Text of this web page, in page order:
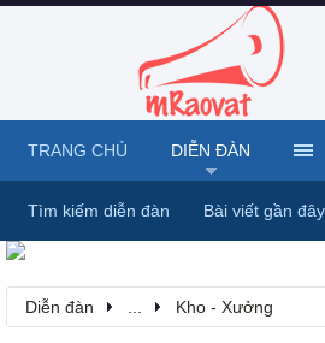
Diễn đàn Kho - Xưởng
TRANG CHỦ DIỄN ĐÀN
Tìm kiếm diễn đàn Bài viết gần đây